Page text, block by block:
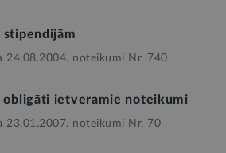
stipendijām
24.08.2004. noteikumi Nr. 740
obligāti ietveramie noteikumi
23.01.2007. noteikumi Nr. 70